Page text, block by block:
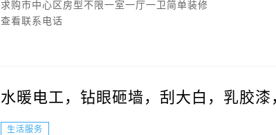
求购市中心区房型不限一室一厅一卫简单装修
查看联系电话
水暖电工，钻眼砸墙，刮大白，乳胶
水器，专业测漏水管
生活服务